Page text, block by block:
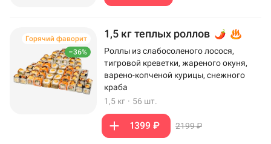
–36%
Горячий фаворит 1,5 кг теплых роллов
Роллы из слабосоленого лосося,
тигровой креветки, жареного окуня,
варено-копченой курицы, снежного
краба
1,5 кг · 56 шт.
1399 ₽ 2199 ₽